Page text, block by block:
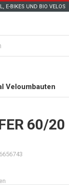
E-BIKES UND BIO VELOS
Veloumbauten
60/